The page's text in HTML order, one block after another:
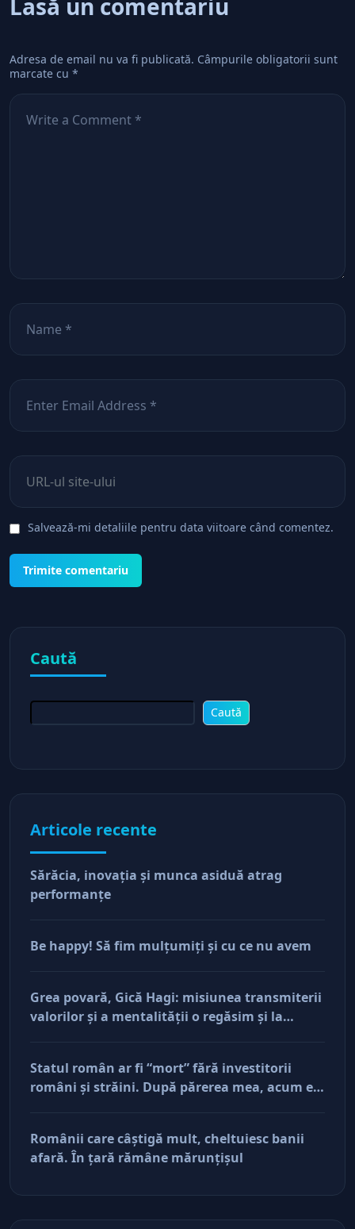
Lasă un comentariu
Adresa de email nu va fi publicată. Câmpurile obligatorii sunt
marcate cu *
Salvează-mi detaliile pentru data viitoare când comentez.
Caută
Caută
Articole recente
Sărăcia, inovaţia şi munca asiduă atrag
performanţe
Be happy! Să fim mulţumiţi şi cu ce nu avem
Grea povară, Gică Hagi: misiunea transmiterii
valorilor şi a mentalităţii o regăsim şi la
Statul român ar fi “mort” fără investitorii
români şi străini. După părerea mea, acum e
Românii care câştigă mult, cheltuiesc banii
afară. În ţară rămâne mărunţişul